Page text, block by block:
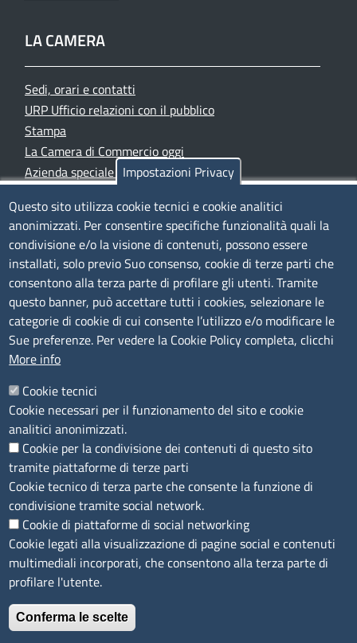
LA CAMERA
Sedi, orari e contatti
URP Ufficio relazioni con il pubblico
Stampa
La Camera di Commercio oggi
Azienda speciale PromoFirenze
TRASPARENZA
Albo Online
Amministrazione trasparente
Bandi e concorsi
Segnalazioni Whistleblowing
Accessibilità
IBAN e pagamenti informatici
Informative privacy e cookie
Verifiche PA
Attuazione misure PNRR
Modulistica
SEGUICI SU
Impostazioni Privacy
Questo sito utilizza cookie tecnici e cookie analitici
anonimizzati. Per consentire specifiche funzionalità quali la
condivisione e/o la visione di contenuti, possono essere
installati, solo previo Suo consenso, cookie di terze parti che
consentono alla terza parte di profilare gli utenti. Tramite
questo banner, può accettare tutti i cookies, selezionare le
categorie di cookie di cui consente l’utilizzo e/o modificare le
Sue preferenze. Per vedere la Cookie Policy completa, clicchi
More info
Cookie tecnici
Cookie necessari per il funzionamento del sito e cookie
analitici anonimizzati.
Cookie per la condivisione dei contenuti di questo sito
tramite piattaforme di terze parti
Cookie tecnico di terza parte che consente la funzione di
condivisione tramite social network.
Cookie di piattaforme di social networking
Cookie legati alla visualizzazione di pagine social e contenuti
multimediali incorporati, che consentono alla terza parte di
profilare l'utente.
Conferma le scelte